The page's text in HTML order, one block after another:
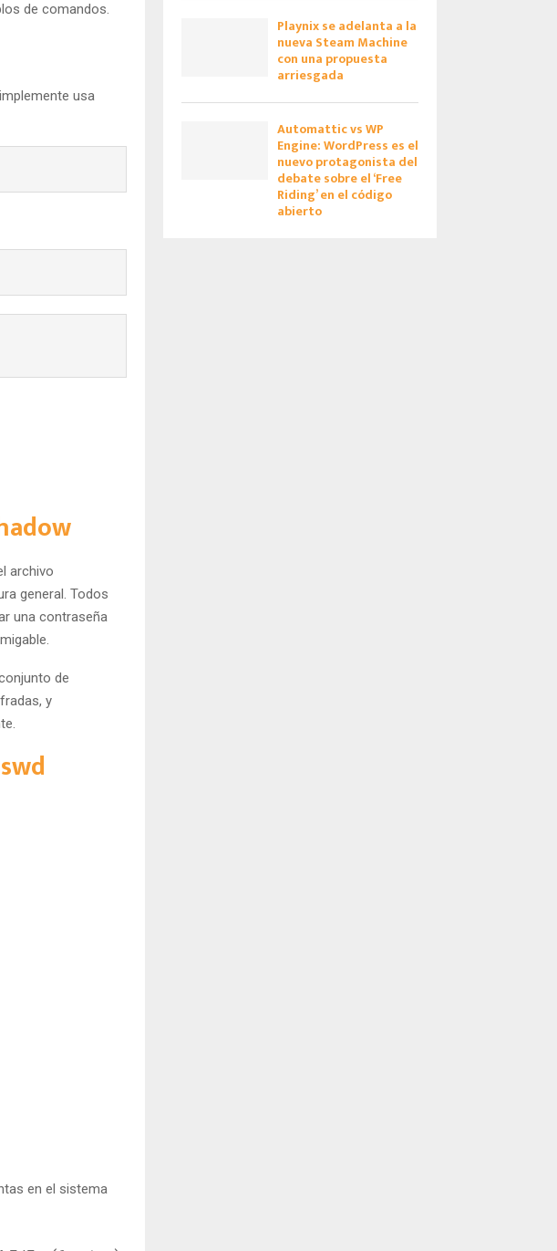
de comandos.
usa
archivo
general. Todos
una contraseña
de
y
en el sistema
Playnix se adelanta a la
nueva Steam Machine
con una propuesta
arriesgada
Automattic vs WP
Engine: WordPress es el
nuevo protagonista del
debate sobre el ‘Free
Riding’ en el código
abierto